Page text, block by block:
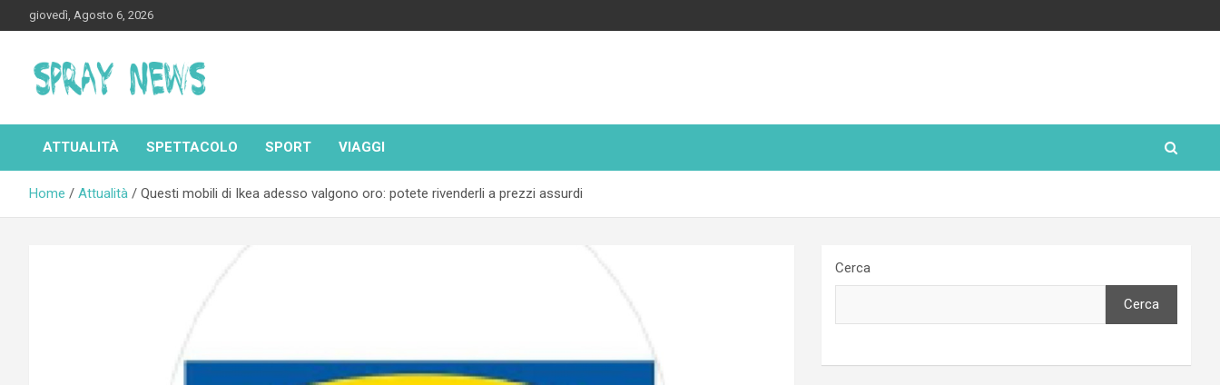
to
giovedì, Agosto 6, 2026
Spraynews.it
ATTUALITÀ SPETTACOLO SPORT VIAGGI
Home Attualità Questi mobili di Ikea adesso valgono oro: potete rivenderli a prezzi assurdi
Cerca
Cerca